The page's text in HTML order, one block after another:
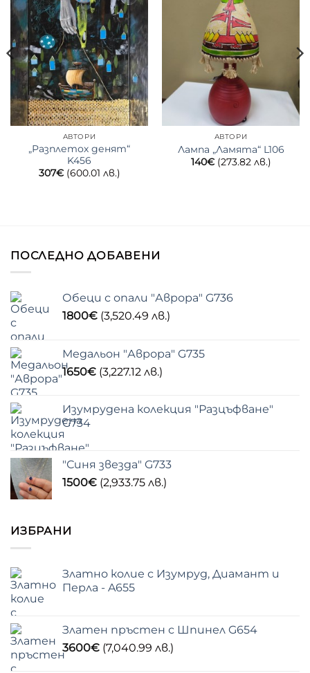
АВТОРИ
„Разплетох денят“
K456
307€ (600.01 лв.)
АВТОРИ
Лампа „Ламята“ L106
140€ (273.82 лв.)
ПОСЛЕДНО ДОБАВЕНИ
Обеци с опали "Аврора" G736
1800€ (3,520.49 лв.)
Медальон "Аврора" G735
1650€ (3,227.12 лв.)
Изумрудена колекция "Разцъфване"
G734
"Синя звезда" G733
1500€ (2,933.75 лв.)
ИЗБРАНИ
Златно колие с Изумруд, Диамант и
Перла - A655
Златен пръстен с Шпинел G654
3600€ (7,040.99 лв.)